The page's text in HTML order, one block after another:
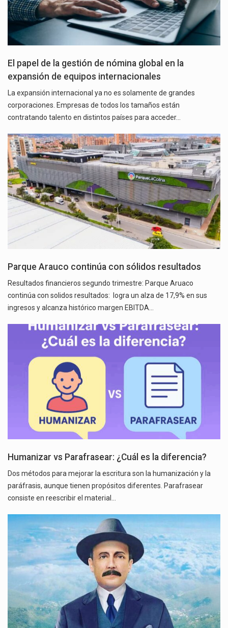
El papel de la gestión de nómina global en la
expansión de equipos internacionales
La expansión internacional ya no es solamente de grandes
corporaciones. Empresas de todos los tamaños están
contratando talento en distintos países para acceder…
Parque Arauco continúa con sólidos resultados
Resultados financieros segundo trimestre: Parque Aruaco
continúa con solidos resultados: logra un alza de 17,9% en sus
ingresos y alcanza histórico margen EBITDA…
Humanizar vs Parafrasear: ¿Cuál es la diferencia?
Dos métodos para mejorar la escritura son la humanización y la
paráfrasis, aunque tienen propósitos diferentes. Parafrasear
consiste en reescribir el material…